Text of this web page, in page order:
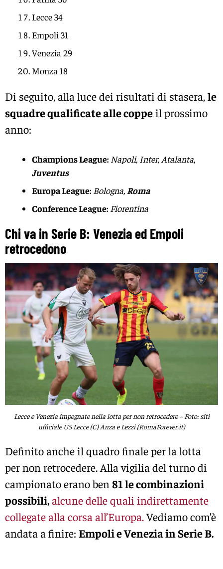
Lecce 34
Empoli 31
Venezia 29
Monza 18
Di seguito, alla luce dei risultati di stasera,le
squadre qualificate alle coppeil prossimo
anno:
Champions League: Napoli, Inter, Atalanta
Juventus
Europa League: Bologna, Roma
Conference League: Fiorentina
Chi va in Serie B: Venezia ed Empoli
retrocedono
Lecce e Venezia impegnate nella lotta per non retrocedere – Foto: siti
ufficiale US Lecce (C) Anza e Lezzi (RomaForever.it)
Definito anche il quadro finale per la lotta
per non retrocedere. Alla vigilia del turno di
campionato erano ben 81 le combinazioni
possibili,alcune delle quali indirettamente
collegate alla corsa all’Europa.Vediamo com’è
andata a finire: Empoli e Venezia in Serie B.